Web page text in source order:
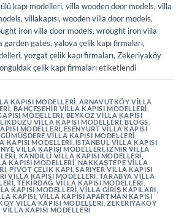
kapı modelleri,villa wooden door models,villa
,villakapısı,wooden villa door models,
iron villa door models,wrought iron villa
garden gates,yalova çelik kapı firmaları,
,yozgat çelik kapı firmaları,Zekeriyaköy
çelik kapı firmalarıetiketlendi
KAPISI MODELLERI ARNAVUTKÖY VILLA
BAHÇEŞEHIR VILLA KAPISI MODELLERI
MODELLERI BEYKOZ VILLA KAPISI
VILLA KAPISI MODELLERI ,BLOGS
MODELLERI ESENYURT VILLA KAPISI
GÜMÜŞDERE VILLA KAPISI MODELLERI
KAPISI MODELLERI İSTANBUL VILLA KAPISI
VILLA KAPISI MODELLERI ,İZMIR VILLA
KANDILLI VILLA KAPISI MODELLERI
KAPISI MODELLERI NAKKAŞTEPE VILLA
PIVOT ÇELIK KAPI ,SARIYER VILLA KAPISI
VILLA KAPISI MODELLERI TARABYA VILLA
TEKIRDAĞ VILLA KAPISI MODELLERI
KAPISI MODELLERI ,VILLA GIRIŞ KAPILARI
KAPISI VILLA KAPISI APARTMAN KAPISI
VILLA KAPISI MODELLERI ,ZEKERIYAKÖY
VILLA KAPISI MODELLERI